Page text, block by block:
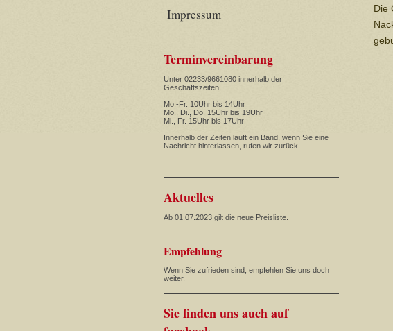
Die
Impressum
Terminvereinbarung
Unter 02233/9661080 innerhalb der
Geschäftszeiten
Mo.-Fr. 10Uhr bis 14Uhr
Mo., Di., Do. 15Uhr bis 19Uhr
Mi., Fr. 15Uhr bis 17Uhr
Innerhalb der Zeiten läuft ein Band, wenn Sie eine
Nachricht hinterlassen, rufen wir zurück.
Aktuelles
Ab 01.07.2023 gilt die neue Preisliste.
Empfehlung
Wenn Sie zufrieden sind, empfehlen Sie uns doch
weiter.
Sie finden uns auch auf